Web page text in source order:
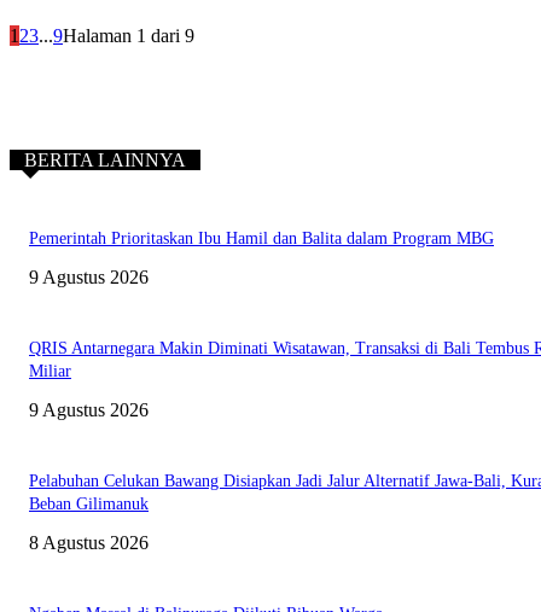
1 23...9Halaman 1 dari 9
BERITA LAINNYA
Pemerintah Prioritaskan Ibu Hamil dan Balita dalam Program MBG
9 Agustus 2026
QRIS Antarnegara Makin Diminati Wisatawan, Transaksi di Bali Tembus
Miliar
9 Agustus 2026
Pelabuhan Celukan Bawang Disiapkan Jadi Jalur Alternatif Jawa-Bali,
Beban Gilimanuk
8 Agustus 2026